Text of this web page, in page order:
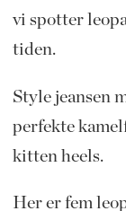
vi spotter
tiden.
Style jeansen
perfekte
kitten heels.
Her er fem